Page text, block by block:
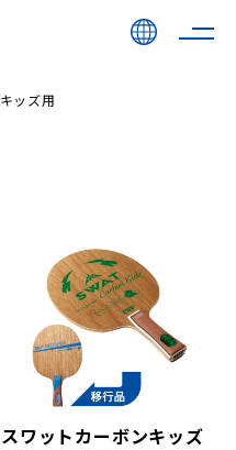
キッズ用
スワットカーボンキッズ